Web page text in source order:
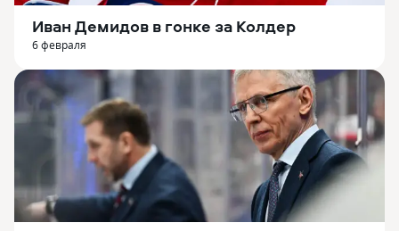
Иван Демидов в гонке за Колдер
6 февраля